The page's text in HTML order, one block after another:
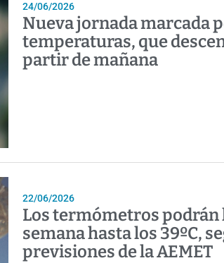
24/06/2026
Nueva jornada marcada
temperaturas, que
partir de mañana
22/06/2026
Los termómetros podrán
semana hasta los 39ºC,
previsiones de la AEMET